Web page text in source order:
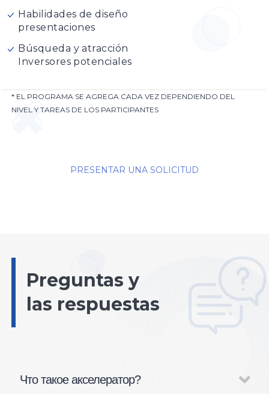
Habilidades de diseño
presentaciones
Búsqueda y atracción
Inversores potenciales
* EL PROGRAMA SE AGREGA CADA VEZ DEPENDIENDO DEL
NIVEL Y TAREAS DE LOS PARTICIPANTES
PRESENTAR UNA SOLICITUD
Preguntas y
las respuestas
Что такое акселератор?